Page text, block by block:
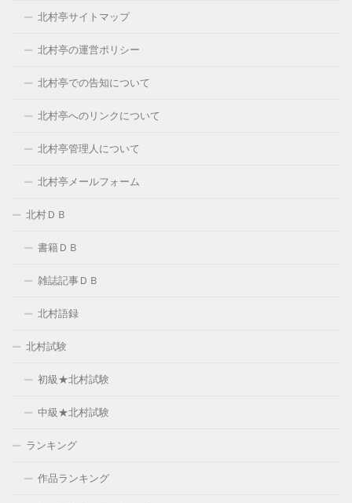
北村亭サイトマップ
北村亭の運営ポリシー
北村亭での告知について
北村亭へのリンクについて
北村亭管理人について
北村亭メールフォーム
北村ＤＢ
書籍ＤＢ
雑誌記事ＤＢ
北村語録
北村試験
初級★北村試験
中級★北村試験
ランキング
作品ランキング